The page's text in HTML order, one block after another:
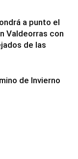
a punto el
Valdeorras con
de las
de Invierno